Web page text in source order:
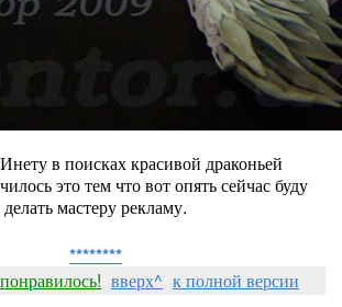
в поисках красивой драконьей
это тем что вот опять сейчас буду
делать мастеру рекламу.
********
понравилось! вверх^ к полной версии